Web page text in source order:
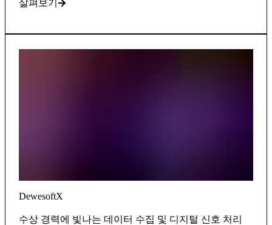
살펴보기
DewesoftX
수상 경력에 빛나는 데이터 수집 및 디지털 신호 처리